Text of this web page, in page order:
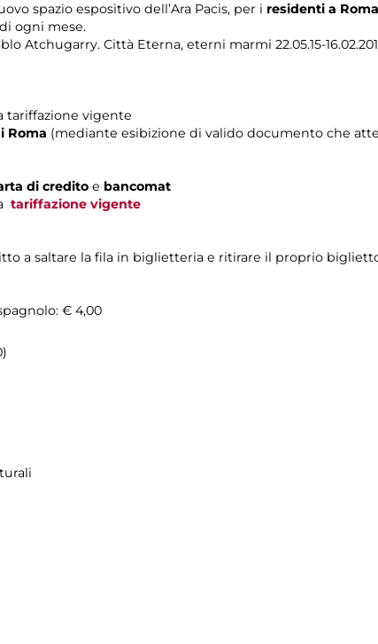
spazio espositivo dell’Ara Pacis, per i residenti a Roma
di ogni mese.
Atchugarry. Città Eterna, eterni marmi 22.05.15-
tariffazione vigente
Roma (mediante esibizione di valido documento che
di credito e bancomat
tariffazione vigente
a saltare la fila in biglietteria e ritirare il proprio
€ 4,00